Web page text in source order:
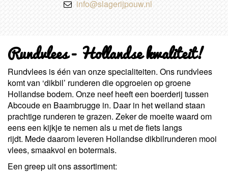
info@slagerijpouw.nl
Rundvlees - Hollandse kwaliteit!
Rundvlees is één van onze specialiteiten. Ons rundvlees
komt van ‘dikbil’ runderen die opgroeien op groene
Hollandse bodem. Onze neef heeft een boerderij tussen
Abcoude en Baambrugge in. Daar in het weiland staan
prachtige runderen te grazen. Zeker de moeite waard om
eens een kijkje te nemen als u met de fiets langs
rijdt. Mede daarom leveren Hollandse dikbilrunderen mooi
vlees, smaakvol en botermals.
Een greep uit ons assortiment: